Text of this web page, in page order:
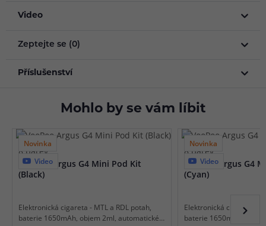
Video
Zeptejte se (0)
Příslušenství
Mohlo by se vám líbit
Novinka
Video
8 barev
VooPoo Argus G4 Mini Pod Kit
(Black)
Elektronická cigareta - MTL a RDL potah,
baterie 1650mAh, objem 2ml, automatické
Novinka
Video
8 barev
VooPoo Argus G4
(Cyan)
Elektronická cigareta -
baterie 1650mAh,